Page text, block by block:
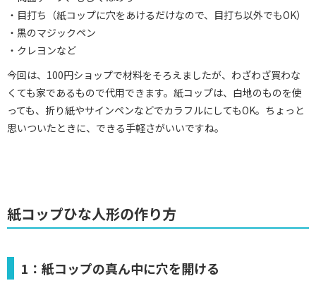
・目打ち（紙コップに穴をあけるだけなので、目打ち以外でもOK）
・黒のマジックペン
・クレヨンなど
今回は、100円ショップで材料をそろえましたが、わざわざ買わな
くても家であるもので代用できます。紙コップは、白地のものを使
っても、折り紙やサインペンなどでカラフルにしてもOK。ちょっと
思いついたときに、できる手軽さがいいですね。
紙コップひな人形の作り方
1：紙コップの真ん中に穴を開ける